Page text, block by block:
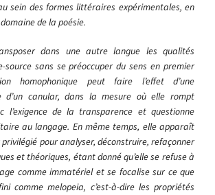
sein des formes littéraires expérimentales, en
de la poésie.
dans une autre langue les qualités
source sans se préoccuper du sens en premier
homophonique peut faire l’effet d’une
d’un canular, dans la mesure où elle rompt
l’exigence de la transparence et questionne
au langage. En même temps, elle apparaît
pour analyser, déconstruire, refaçonner
et théoriques, étant donné qu’elle se refuse à
comme immatériel et se focalise sur ce que
comme melopeia, c’est-à-dire les propriétés